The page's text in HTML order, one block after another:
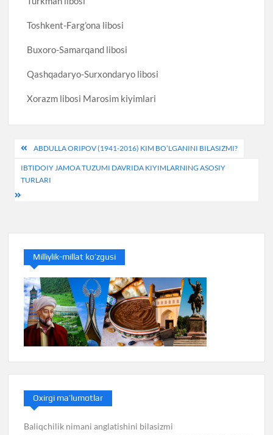
Toshkent-Farg’ona libosi
Buxoro-Samarqand libosi
Qashqadaryo-Surxondaryo libosi
Xorazm libosi Marosim kiyimlari
Post
menyusi
ABDULLA ORIPOV (1941-2016) KIM BO’LGANINI BILASIZMI?
IBTIDOIY JAMOA TUZUMI DAVRIDA KIYIMLARNING ASOSIY
TURLARI
Milliylik-millat ko’zgusi
Oxirgi ma’lumotlar
Baliqchilik nimani anglatishini bilasizmi